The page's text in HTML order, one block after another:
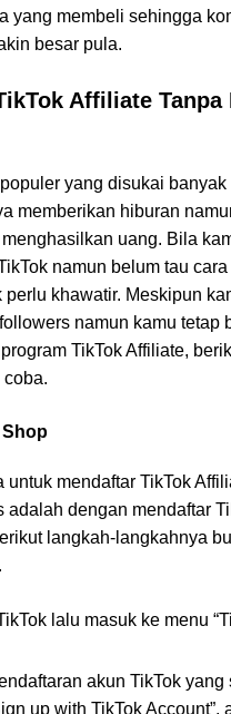
yang membeli sehingga
besar pula.
Affiliate Tanpa
yang disukai banyak
memberikan hiburan
uang. Bila
namun belum tau cara
perlu khawatir. Meskipun
namun kamu tetap
TikTok Affiliate,
Shop
untuk mendaftar TikTok
adalah dengan mendaftar
langkah-langkahnya
lalu masuk ke menu
akun TikTok yang
up with TikTok Account”,